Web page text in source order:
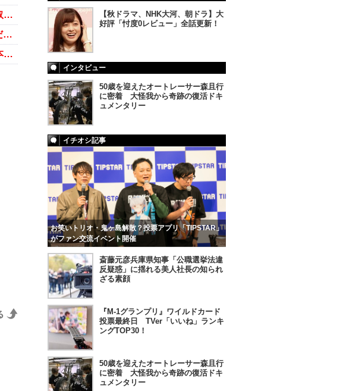
「サンミュージックに連絡なし……」覚せい剤事件から復帰間近の酒井法子を取り巻く日中謎人脈
「会うと毎回ペアルック!?」蒼井優＆鈴木浩介 スクープ前からラブラブ交際だった……
友達5,000人！ 『後輩力』カラテカ・入江が著書に記さなかった人脈作りの“本当の”ノウハウとは
【秋ドラマ、NHK大河、朝ドラ】大
好評「忖度0レビュー」全話更新！
インタビュー
50歳を迎えたオートレーサー森且行
に密着 大怪我から奇跡の復活ドキ
ュメンタリー
イチオシ記事
お笑いトリオ・鬼ヶ島解散？投票アプリ「TIPSTAR」
がファン交流イベント開催
斎藤元彦兵庫県知事「公職選挙法違
反疑惑」に揺れる美人社長の知られ
ざる素顔
『M-1グランプリ』ワイルドカード
投票最終日 TVer「いいね」ランキ
ングTOP30！
50歳を迎えたオートレーサー森且行
に密着 大怪我から奇跡の復活ドキ
ュメンタリー